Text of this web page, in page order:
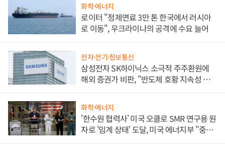
화학·에너지
로이터 "정제연료 3만 톤 한국에서 러시아
로 이동", 우크라이나의 공격에 수요 늘어
전자·전기·정보통신
삼성전자 SK하이닉스 소극적 주주환원에
해외 증권가 비판, "반도체 호황 지속성 의
화학·에너지
'한수원 협력사' 미국 오클로 SMR 연구용 원
자로 '임계 상태' 도달, 미국 에너지부 "중요